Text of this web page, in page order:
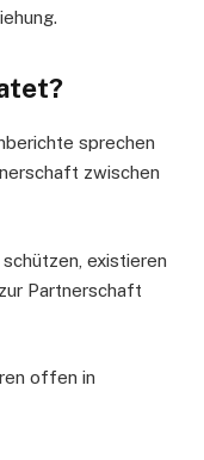
sprechen
zwischen
existieren
Partnerschaft
offen in